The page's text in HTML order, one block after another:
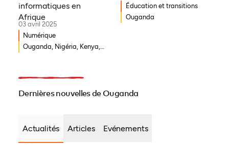
informatiques en
Afrique
03 avril 2025
Numérique
Ouganda, Nigéria, Kenya,
Éducation et transitions
Ouganda
Dernières nouvelles de Ouganda
Actualités Articles Evénements